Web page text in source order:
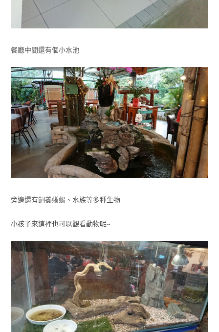
餐廳中間還有個小水池
旁邊還有飼養蜥蜴、水族等多種生物
小孩子來這裡也可以觀看動物呢~